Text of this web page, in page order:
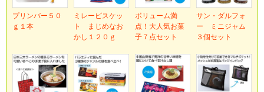
プリンバー５０
ｇ１本
ミレービスケッ
ト まじめなお
かし１２０ｇ
ボリューム満
点！大人気お菓
子７点セット
サン・ダルフォ
ー ミニジャム
３個セット